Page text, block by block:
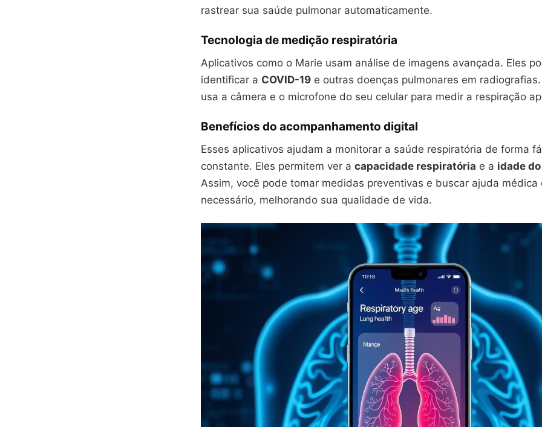
rastrear sua saúde pulmonar automaticamente.
Tecnologia de medição respiratória
Aplicativos como o Marie usam análise de imagens avançada. Eles
identificar a COVID-19 e outras doenças pulmonares em
usa a câmera e o microfone do seu celular para medir a respiração
Benefícios do acompanhamento digital
Esses aplicativos ajudam a monitorar a saúde respiratória de forma
constante. Eles permitem ver a capacidade respiratória e a idade
Assim, você pode tomar medidas preventivas e buscar ajuda médica
necessário, melhorando sua qualidade de vida.